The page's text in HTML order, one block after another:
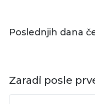
Poslednjih dana
Zaradi posle